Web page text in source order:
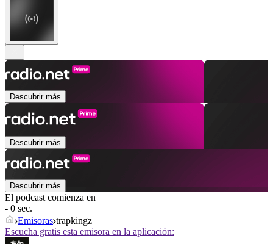
Descubrir más
Descubrir más
Descubrir más
El podcast comienza en
- 0 sec.
Emisoras trapkingz
Escucha gratis esta emisora en la aplicación: